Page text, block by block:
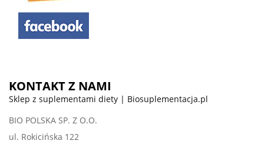
KONTAKT Z NAMI
Sklep z suplementami diety | Biosuplementacja.pl
BIO POLSKA SP. Z O.O.
ul. Rokicińska 122